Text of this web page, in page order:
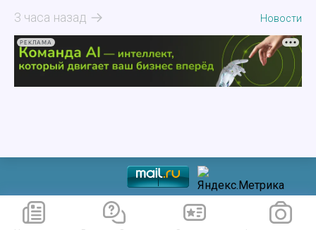
3 часа назад Новости
РЕКЛАМА